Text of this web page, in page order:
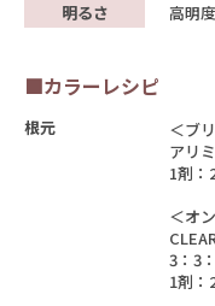
明るさ
高明度
■カラーレシピ
根元
＜ブ
アリ
1剤：
＜オ
3：3
1剤：